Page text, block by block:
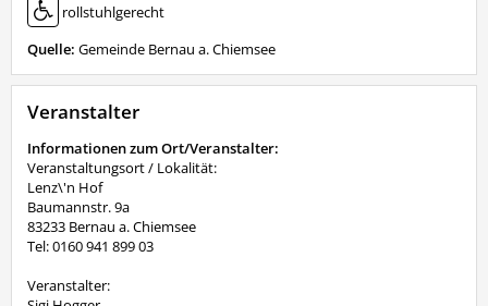
rollstuhlgerecht
Quelle: Gemeinde Bernau a. Chiemsee
Veranstalter
Informationen zum Ort/Veranstalter:
Veranstaltungsort / Lokalität:
Lenz\'n Hof
Baumannstr. 9a
83233 Bernau a. Chiemsee
Tel: 0160 941 899 03
Veranstalter: